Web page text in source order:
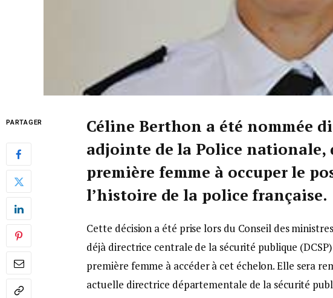
PARTAGER
Céline Berthon a été nommée
adjointe de la Police nationale,
première femme à occuper le
l’histoire de la police française.
Cette décision a été prise lors du Conseil des
déjà directrice centrale de la sécurité publique
première femme à accéder à cet échelon. Elle sera
actuelle directrice départementale de la sécurité